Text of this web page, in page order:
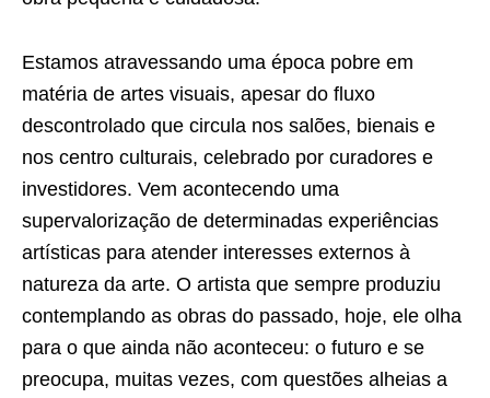
Estamos atravessando uma época pobre em
matéria de artes visuais, apesar do fluxo
descontrolado que circula nos salões, bienais e
nos centro culturais, celebrado por curadores e
investidores. Vem acontecendo uma
supervalorização de determinadas experiências
artísticas para atender interesses externos à
natureza da arte. O artista que sempre produziu
contemplando as obras do passado, hoje, ele olha
para o que ainda não aconteceu: o futuro e se
preocupa, muitas vezes, com questões alheias a